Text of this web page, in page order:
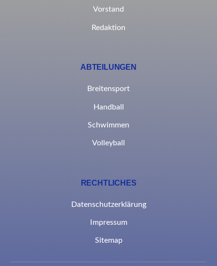
Vorstand
Redaktion
ABTEILUNGEN
Breitensport
Handball
Schwimmen
Volleyball
RECHTLICHES
Datenschutzerklärung
Impressum
Sitemap